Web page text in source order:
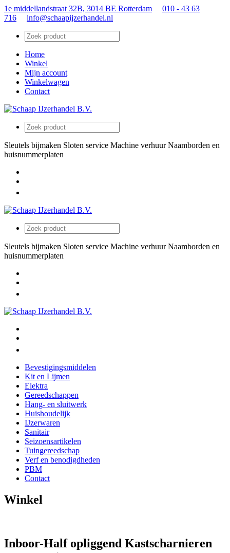
1e middellandstraat 32B, 3014 BE Rotterdam
010 - 43 63
716
info@schaapijzerhandel.nl
Home
Winkel
Mijn account
Winkelwagen
Contact
Sleutels bijmaken Sloten service Machine verhuur Naamborden en
huisnummerplaten
Sleutels bijmaken Sloten service Machine verhuur Naamborden en
huisnummerplaten
Bevestigingsmiddelen
Kit en Lijmen
Elektra
Gereedschappen
Hang- en sluitwerk
Huishoudelijk
IJzerwaren
Sanitair
Seizoensartikelen
Tuingereedschap
Verf en benodigdheden
PBM
Contact
Winkel
Inboor-Half opliggend Kastscharnieren